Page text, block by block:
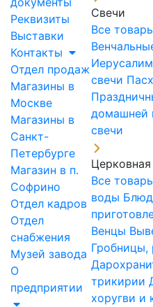
Реквизиты
Выставки
Контакты
Отдел продаж
Магазины в
Москве
Магазины в
Санкт-
Петербурге
Магазин в п.
Софрино
Отдел кадров
Отдел
снабжения
Музей завода
О
предприятии
Свечи
Все
свечи
домашней
свечи
Все
воды
Венцы
Гробницы,
трикирии
хоругви и